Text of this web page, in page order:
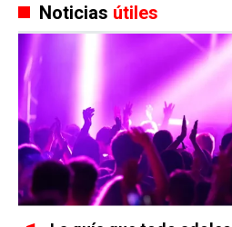
Noticias útiles